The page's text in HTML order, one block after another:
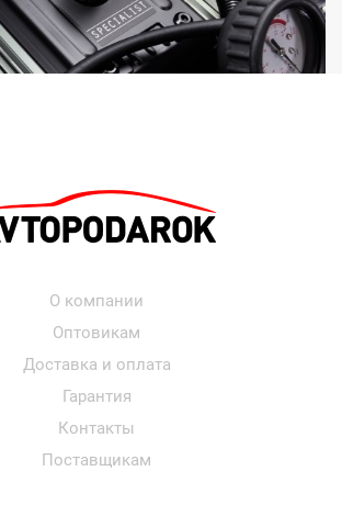
О компании
Оптовикам
Доставка и оплата
Гарантия
Контакты
Поставщикам